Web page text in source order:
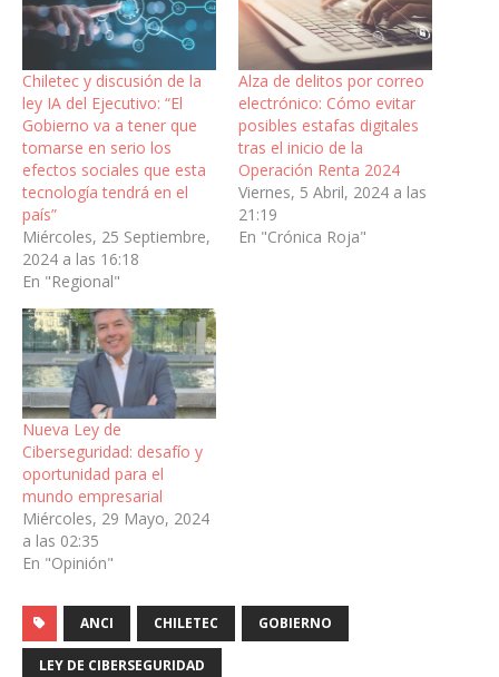
Chiletec y discusión de la
ley IA del Ejecutivo: “El
Gobierno va a tener que
tomarse en serio los
efectos sociales que esta
tecnología tendrá en el
país”
Miércoles, 25 Septiembre,
2024 a las 16:18
En "Regional"
Alza de delitos por correo
electrónico: Cómo evitar
posibles estafas digitales
tras el inicio de la
Operación Renta 2024
Viernes, 5 Abril, 2024 a las
21:19
En "Crónica Roja"
Nueva Ley de
Ciberseguridad: desafío y
oportunidad para el
mundo empresarial
Miércoles, 29 Mayo, 2024
a las 02:35
En "Opinión"
ANCI CHILETEC GOBIERNO
LEY DE CIBERSEGURIDAD